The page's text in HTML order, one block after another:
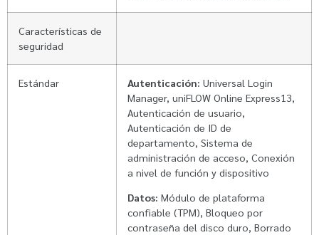
Características de
seguridad
Estándar Autenticación: Universal Login
Manager, uniFLOW Online Express13,
Autenticación de usuario,
Autenticación de ID de
departamento, Sistema de
administración de acceso, Conexión
a nivel de función y dispositivo
Datos: Módulo de plataforma
confiable (TPM), Bloqueo por
contraseña del disco duro, Borrado